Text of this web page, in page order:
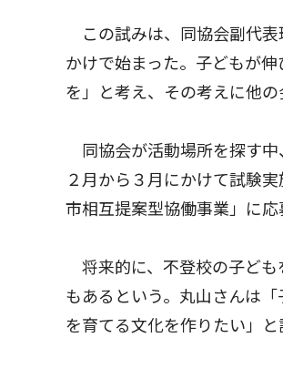
この試みは、同協会副代表
かけで始まった。子どもが
を」と考え、その考えに他の
同協会が活動場所を探す中
２月から３月にかけて試験
市相互提案型協働事業」に
将来的に、不登校の子ども
もあるという。丸山さんは
を育てる文化を作りたい」